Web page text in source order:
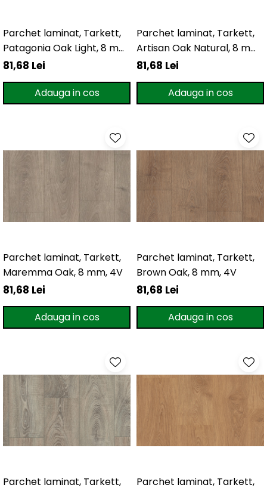
Woodstock 8mm
Woodstock PRO 8mm
Woodstock XL 10mm
Woodstock XL 8mm
ADO Floor - SPC
Finfloor XL 10mm
Style 8mm
Supreme 8mm
Kronotex - Laminat
Amazone 10 mm
Evolution 12 mm
Exquisit 8 mm
Mammut 12 mm
Progress 10 mm
Parchet laminat, Tarkett,
Patagonia Oak Light, 8 mm,
4V
81,68 Lei
Adauga in cos
Parchet laminat, Tarkett,
Artisan Oak Natural, 8 mm,
4V
81,68 Lei
Adauga in cos
Parchet laminat, Tarkett,
Maremma Oak, 8 mm, 4V
81,68 Lei
Adauga in cos
Parchet laminat, Tarkett,
Brown Oak, 8 mm, 4V
81,68 Lei
Adauga in cos
Parchet laminat, Tarkett,
Parchet laminat, Tarkett,